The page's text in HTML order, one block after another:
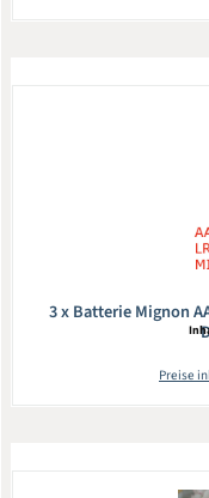
3 x Batterie Mignon
Preise